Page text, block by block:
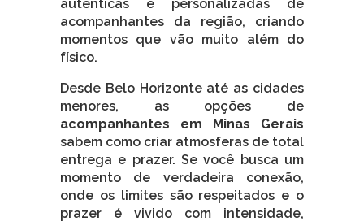
autênticas e personalizadas de
acompanhantes da região, criando
momentos que vão muito além do
físico.
Desde Belo Horizonte até as cidades
menores, as opções de
acompanhantes em Minas Gerais
sabem como criar atmosferas de total
entrega e prazer. Se você busca um
momento de verdadeira conexão,
onde os limites são respeitados e o
prazer é vivido com intensidade,